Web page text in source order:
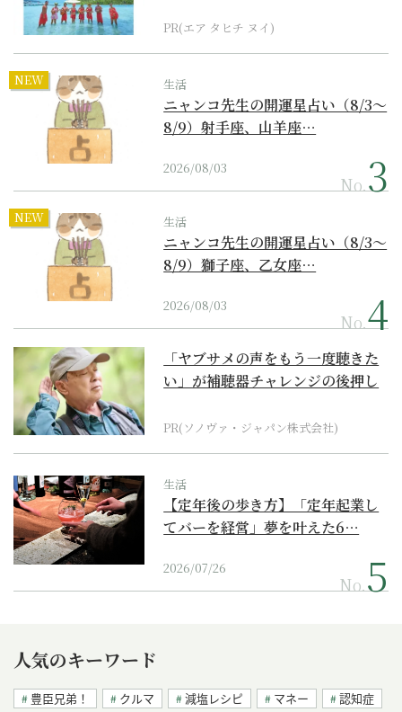
PR(エア タヒチ ヌイ)
NEW 生活
ニャンコ先生の開運星占い（8/3～
8/9）射手座、山羊座…
2026/08/03
No.
NEW 生活
ニャンコ先生の開運星占い（8/3～
8/9）獅子座、乙女座…
2026/08/03
No.
「ヤブサメの声をもう一度聴きた
い」が補聴器チャレンジの後押し
PR(ソノヴァ・ジャパン株式会社)
生活
【定年後の歩き方】「定年起業し
てバーを経営」夢を叶えた6…
2026/07/26
No.
人気のキーワード
豊臣兄弟！ クルマ 減塩レシピ マネー
認知症